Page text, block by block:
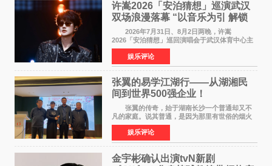
许嵩2026「安泊猜想」巡演武汉
双场浪漫落幕 “以音乐为引 解锁
江城记忆”
2026年7月31日、8月2日两晚，许嵩
2026「安泊猜想」巡回演唱会于武汉体育中心主
体育场盛大开唱。许嵩与数万歌迷在此相聚，从
浪漫惬意的舞台设计到充满诚意与惊喜的现场互
动，共同开启了一场关于
娱乐评论
张翼的易学江湖行——从湖湘民
间到世界500强企业！
张翼的传奇，始于湖南长沙一个普通却又不
凡的家庭。说其普通，是因为那里有世俗的烟火
气；说其不凡，是因为家中有一位洞悉天地玄机
的长者——他的爷爷。作为当地的风水师，爷爷
是张翼走进易学
娱乐评论
金宇彬确认出演tvN新剧